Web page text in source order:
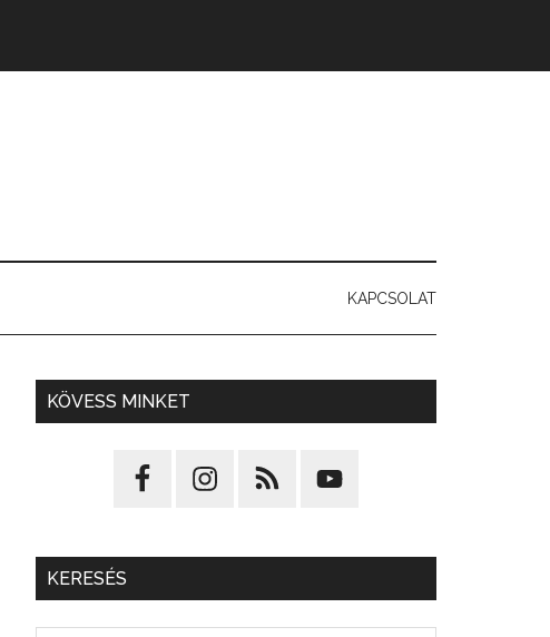
KAPCSOLAT
KÖVESS MINKET
KERESÉS